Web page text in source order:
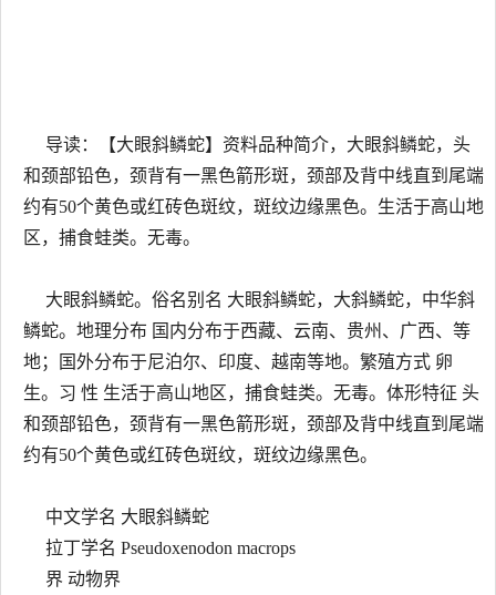
导读：【大眼斜鳞蛇】资料品种简介，大眼斜鳞蛇，头
和颈部铅色，颈背有一黑色箭形斑，颈部及背中线直到尾端
约有50个黄色或红砖色斑纹，斑纹边缘黑色。生活于高山地
区，捕食蛙类。无毒。
大眼斜鳞蛇。俗名别名 大眼斜鳞蛇，大斜鳞蛇，中华斜
鳞蛇。地理分布 国内分布于西藏、云南、贵州、广西、等
地；国外分布于尼泊尔、印度、越南等地。繁殖方式 卵
生。习 性 生活于高山地区，捕食蛙类。无毒。体形特征 头
和颈部铅色，颈背有一黑色箭形斑，颈部及背中线直到尾端
约有50个黄色或红砖色斑纹，斑纹边缘黑色。
中文学名 大眼斜鳞蛇
拉丁学名 Pseudoxenodon macrops
界 动物界